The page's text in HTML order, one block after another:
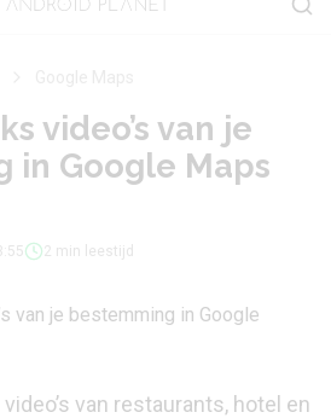
video’s van je
in Google Maps
2 min leestijd
van restaurants, hotel en